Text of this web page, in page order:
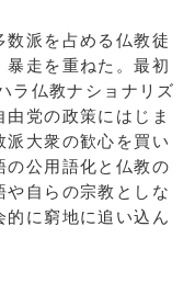
派を占める仏教徒
暴走を重ねた。最初
ラ仏教ナショナリズ
党の政策にはじま
派大衆の歓心を買い
の公用語化と仏教の
や自らの宗教としな
的に窮地に追い込ん